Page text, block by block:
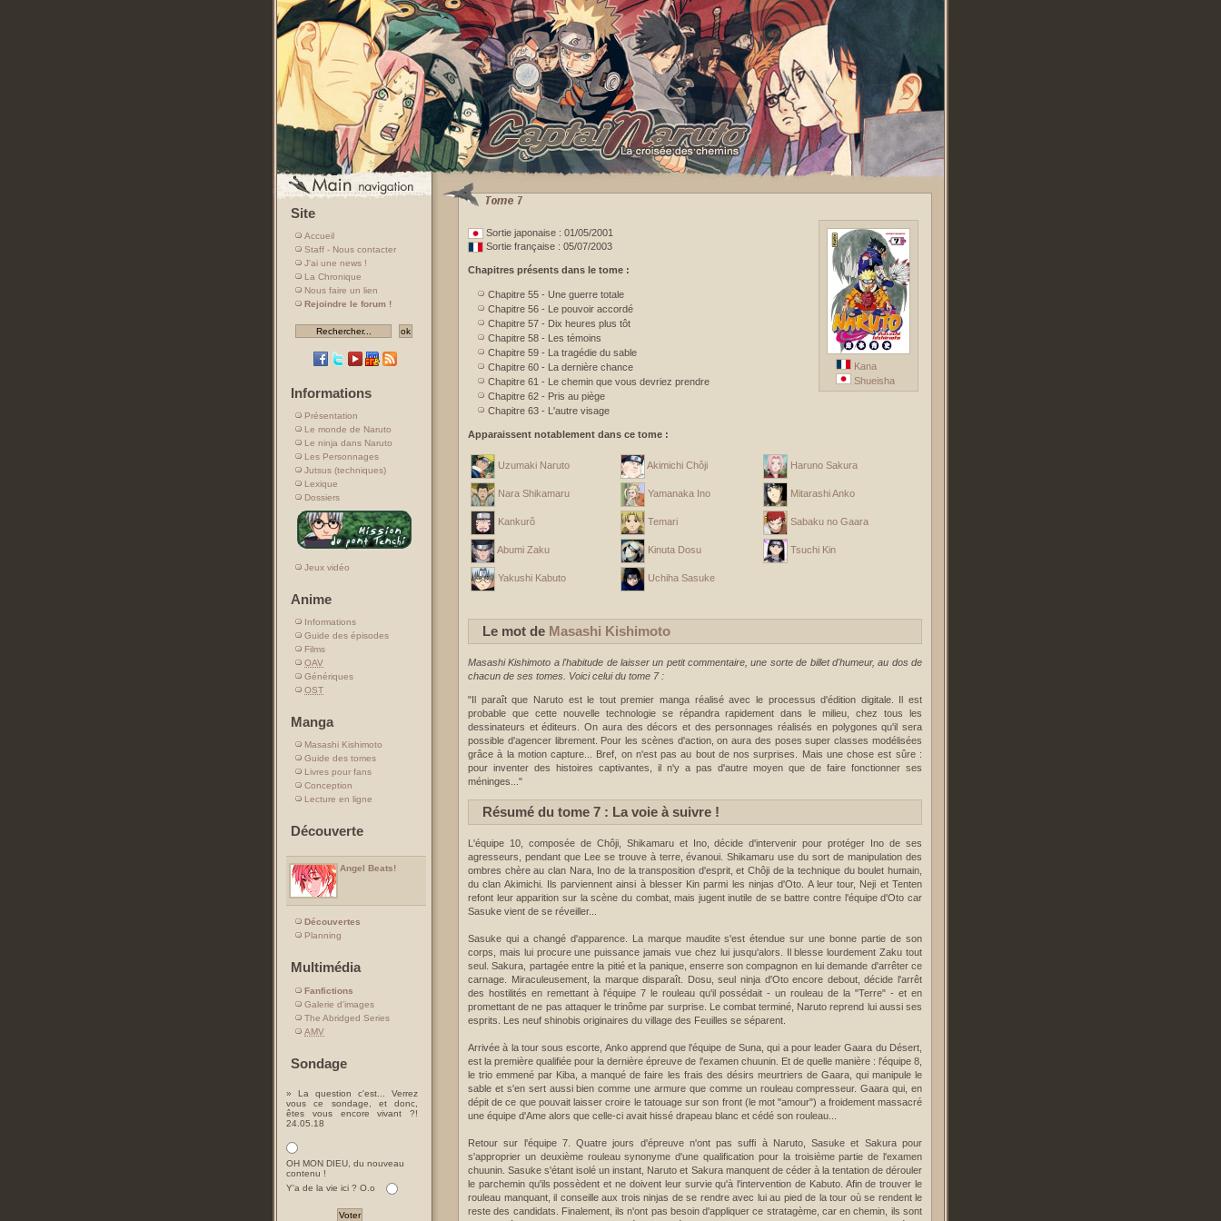
Site
Accueil
Staff - Nous contacter
J'ai une news !
La Chronique
Nous faire un lien
Rejoindre le forum !
Informations
Présentation
Le monde de Naruto
Le ninja dans Naruto
Les Personnages
Jutsus (techniques)
Lexique
Dossiers
Jeux vidéo
Anime
Informations
Guide des épisodes
Films
OAV
Génériques
OST
Manga
Masashi Kishimoto
Guide des tomes
Livres pour fans
Conception
Lecture en ligne
Découverte
Angel Beats!
Découvertes
Planning
Multimédia
Fanfictions
Galerie d'images
The Abridged Series
AMV
Sondage
» La question c'est... Verrez
vous ce sondage, et donc,
êtes vous encore vivant ?!
24.05.18
OH MON DIEU, du nouveau
contenu !
Y'a de la vie ici ? O.o
Kana
Shueisha
Sortie japonaise : 01/05/2001
Sortie française : 05/07/2003
Chapitres présents dans le tome :
Chapitre 55 - Une guerre totale
Chapitre 56 - Le pouvoir accordé
Chapitre 57 - Dix heures plus tôt
Chapitre 58 - Les témoins
Chapitre 59 - La tragédie du sable
Chapitre 60 - La dernière chance
Chapitre 61 - Le chemin que vous devriez prendre
Chapitre 62 - Pris au piège
Chapitre 63 - L'autre visage
Apparaissent notablement dans ce tome :
Uzumaki Naruto Akimichi Chôji Haruno Sakura
Nara Shikamaru Yamanaka Ino Mitarashi Anko
Kankurô Temari Sabaku no Gaara
Abumi Zaku Kinuta Dosu Tsuchi Kin
Yakushi Kabuto Uchiha Sasuke
Le mot de Masashi Kishimoto
Masashi Kishimoto a l'habitude de laisser un petit commentaire, une sorte de billet d'humeur, au dos de
chacun de ses tomes. Voici celui du tome 7 :
"Il paraît que Naruto est le tout premier manga réalisé avec le processus d'édition digitale. Il est
probable que cette nouvelle technologie se répandra rapidement dans le milieu, chez tous les
dessinateurs et éditeurs. On aura des décors et des personnages réalisés en polygones qu'il sera
possible d'agencer librement. Pour les scènes d'action, on aura des poses super classes modélisées
grâce à la motion capture... Bref, on n'est pas au bout de nos surprises. Mais une chose est sûre :
pour inventer des histoires captivantes, il n'y a pas d'autre moyen que de faire fonctionner ses
méninges..."
Résumé du tome 7 : La voie à suivre !
L'équipe 10, composée de Chôji, Shikamaru et Ino, décide d'intervenir pour protéger Ino de ses
agresseurs, pendant que Lee se trouve à terre, évanoui. Shikamaru use du sort de manipulation des
ombres chère au clan Nara, Ino de la transposition d'esprit, et Chôji de la technique du boulet humain,
du clan Akimichi. Ils parviennent ainsi à blesser Kin parmi les ninjas d'Oto. A leur tour, Neji et Tenten
refont leur apparition sur la scène du combat, mais jugent inutile de se battre contre l'équipe d'Oto car
Sasuke vient de se réveiller...
Sasuke qui a changé d'apparence. La marque maudite s'est étendue sur une bonne partie de son
corps, mais lui procure une puissance jamais vue chez lui jusqu'alors. Il blesse lourdement Zaku tout
seul. Sakura, partagée entre la pitié et la panique, enserre son compagnon en lui demande d'arrêter ce
carnage. Miraculeusement, la marque disparaît. Dosu, seul ninja d'Oto encore debout, décide l'arrêt
des hostilités en remettant à l'équipe 7 le rouleau qu'il possédait - un rouleau de la "Terre" - et en
promettant de ne pas attaquer le trinôme par surprise. Le combat terminé, Naruto reprend lui aussi ses
esprits. Les neuf shinobis originaires du village des Feuilles se séparent.
Arrivée à la tour sous escorte, Anko apprend que l'équipe de Suna, qui a pour leader Gaara du Désert,
est la première qualifiée pour la dernière épreuve de l'examen chuunin. Et de quelle manière : l'équipe 8,
le trio emmené par Kiba, a manqué de faire les frais des désirs meurtriers de Gaara, qui manipule le
sable et s'en sert aussi bien comme une armure que comme un rouleau compresseur. Gaara qui, en
dépit de ce que pouvait laisser croire le tatouage sur son front (le mot "amour") a froidement massacré
une équipe d'Ame alors que celle-ci avait hissé drapeau blanc et cédé son rouleau...
Retour sur l'équipe 7. Quatre jours d'épreuve n'ont pas suffi à Naruto, Sasuke et Sakura pour
s'approprier un deuxième rouleau synonyme d'une qualification pour la troisième partie de l'examen
chuunin. Sasuke s'étant isolé un instant, Naruto et Sakura manquent de céder à la tentation de dérouler
le parchemin qu'ils possèdent et ne doivent leur survie qu'à l'intervention de Kabuto. Afin de trouver le
rouleau manquant, il conseille aux trois ninjas de se rendre avec lui au pied de la tour où se rendent le
reste des candidats. Finalement, ils n'ont pas besoin d'appliquer ce stratagème, car en chemin, ils sont